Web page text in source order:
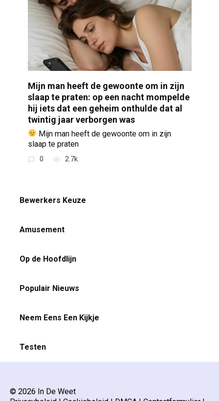
Mijn man heeft de gewoonte om in zijn
slaap te praten: op een nacht mompelde
hij iets dat een geheim onthulde dat al
twintig jaar verborgen was
Mijn man heeft de gewoonte om in zijn
slaap te praten
0 2.7k.
Bewerkers Keuze
Amusement
Op de Hoofdlijn
Populair Nieuws
Neem Eens Een Kijkje
Testen
© 2026 In De Weet